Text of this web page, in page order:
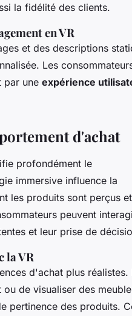
la fidélité des clients.
en VR
et des descriptions
Les
par une expérience
d'achat
profondément le
immersive influence la
les produits sont perçus et
peuvent
et leur prise de
la VR
d'achat plus réalistes.
de visualiser des
pertinence des produits.